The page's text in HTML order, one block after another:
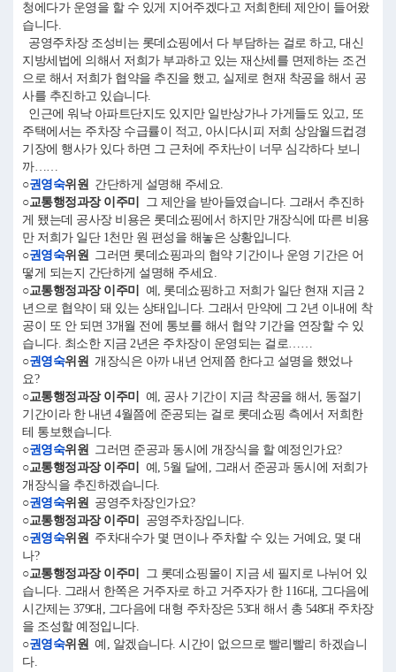
청에다가 운영을 할 수 있게 지어주겠다고 저희한테 제안이 들어왔
습니다.
공영주차장 조성비는 롯데쇼핑에서 다 부담하는 걸로 하고, 대신
지방세법에 의해서 저희가 부과하고 있는 재산세를 면제하는 조건
으로 해서 저희가 협약을 추진을 했고, 실제로 현재 착공을 해서 공
사를 추진하고 있습니다.
인근에 워낙 아파트단지도 있지만 일반상가나 가게들도 있고, 또
주택에서는 주차장 수급률이 적고, 아시다시피 저희 상암월드컵경
기장에 행사가 있다 하면 그 근처에 주차난이 너무 심각하다 보니
까……
○권영숙위원 간단하게 설명해 주세요.
○교통행정과장 이주미
그 제안을 받아들였습니다. 그래서 추진하
게 됐는데 공사장 비용은 롯데쇼핑에서 하지만 개장식에 따른 비용
만 저희가 일단 1천만 원 편성을 해놓은 상황입니다.
○권영숙위원 그러면 롯데쇼핑과의 협약 기간이나 운영 기간은 어
떻게 되는지 간단하게 설명해 주세요.
○교통행정과장 이주미
예, 롯데쇼핑하고 저희가 일단 현재 지금 2
년으로 협약이 돼 있는 상태입니다. 그래서 만약에 그 2년 이내에 착
공이 또 안 되면 3개월 전에 통보를 해서 협약 기간을 연장할 수 있
습니다. 최소한 지금 2년은 주차장이 운영되는 걸로……
○권영숙위원 개장식은 아까 내년 언제쯤 한다고 설명을 했었나
요?
○교통행정과장 이주미
예, 공사 기간이 지금 착공을 해서, 동절기
기간이라 한 내년 4월쯤에 준공되는 걸로 롯데쇼핑 측에서 저희한
테 통보했습니다.
○권영숙위원 그러면 준공과 동시에 개장식을 할 예정인가요?
○교통행정과장 이주미
예, 5월 달에, 그래서 준공과 동시에 저희가
개장식을 추진하겠습니다.
○권영숙위원 공영주차장인가요?
○교통행정과장 이주미
공영주차장입니다.
○권영숙위원 주차대수가 몇 면이나 주차할 수 있는 거예요, 몇 대
나?
○교통행정과장 이주미
그 롯데쇼핑몰이 지금 세 필지로 나뉘어 있
습니다. 그래서 한쪽은 거주자로 하고 거주자가 한 116대, 그다음에
시간제는 379대, 그다음에 대형 주차장은 53대 해서 총 548대 주차장
을 조성할 예정입니다.
○권영숙위원 예, 알겠습니다. 시간이 없으므로 빨리빨리 하겠습니
다.